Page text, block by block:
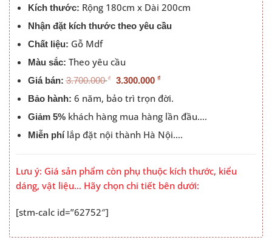
Kích thước: Rộng 180cm x Dài 200cm
Nhận đặt kích thước theo yêu cầu
Chất liệu: Gỗ Mdf
Màu sắc: Theo yêu cầu
Giá bán:3.700.000 ₫ 3.300.000 ₫
Bảo hành: 6 năm, bảo trì trọn đời.
Giảm 5%khách hàng mua hàng lần đầu….
Miễn phílắp đặt nội thành Hà Nội….
Lưu ý: Giá sản phẩm còn phụ thuộc kích thước, kiểu
dáng, vật liệu… Hãy chọn chi tiết bên dưới:
[stm-calc id=”62752″]